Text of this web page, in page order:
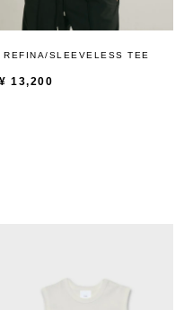
REFINA/SLEEVELESS TEE
¥ 13,200